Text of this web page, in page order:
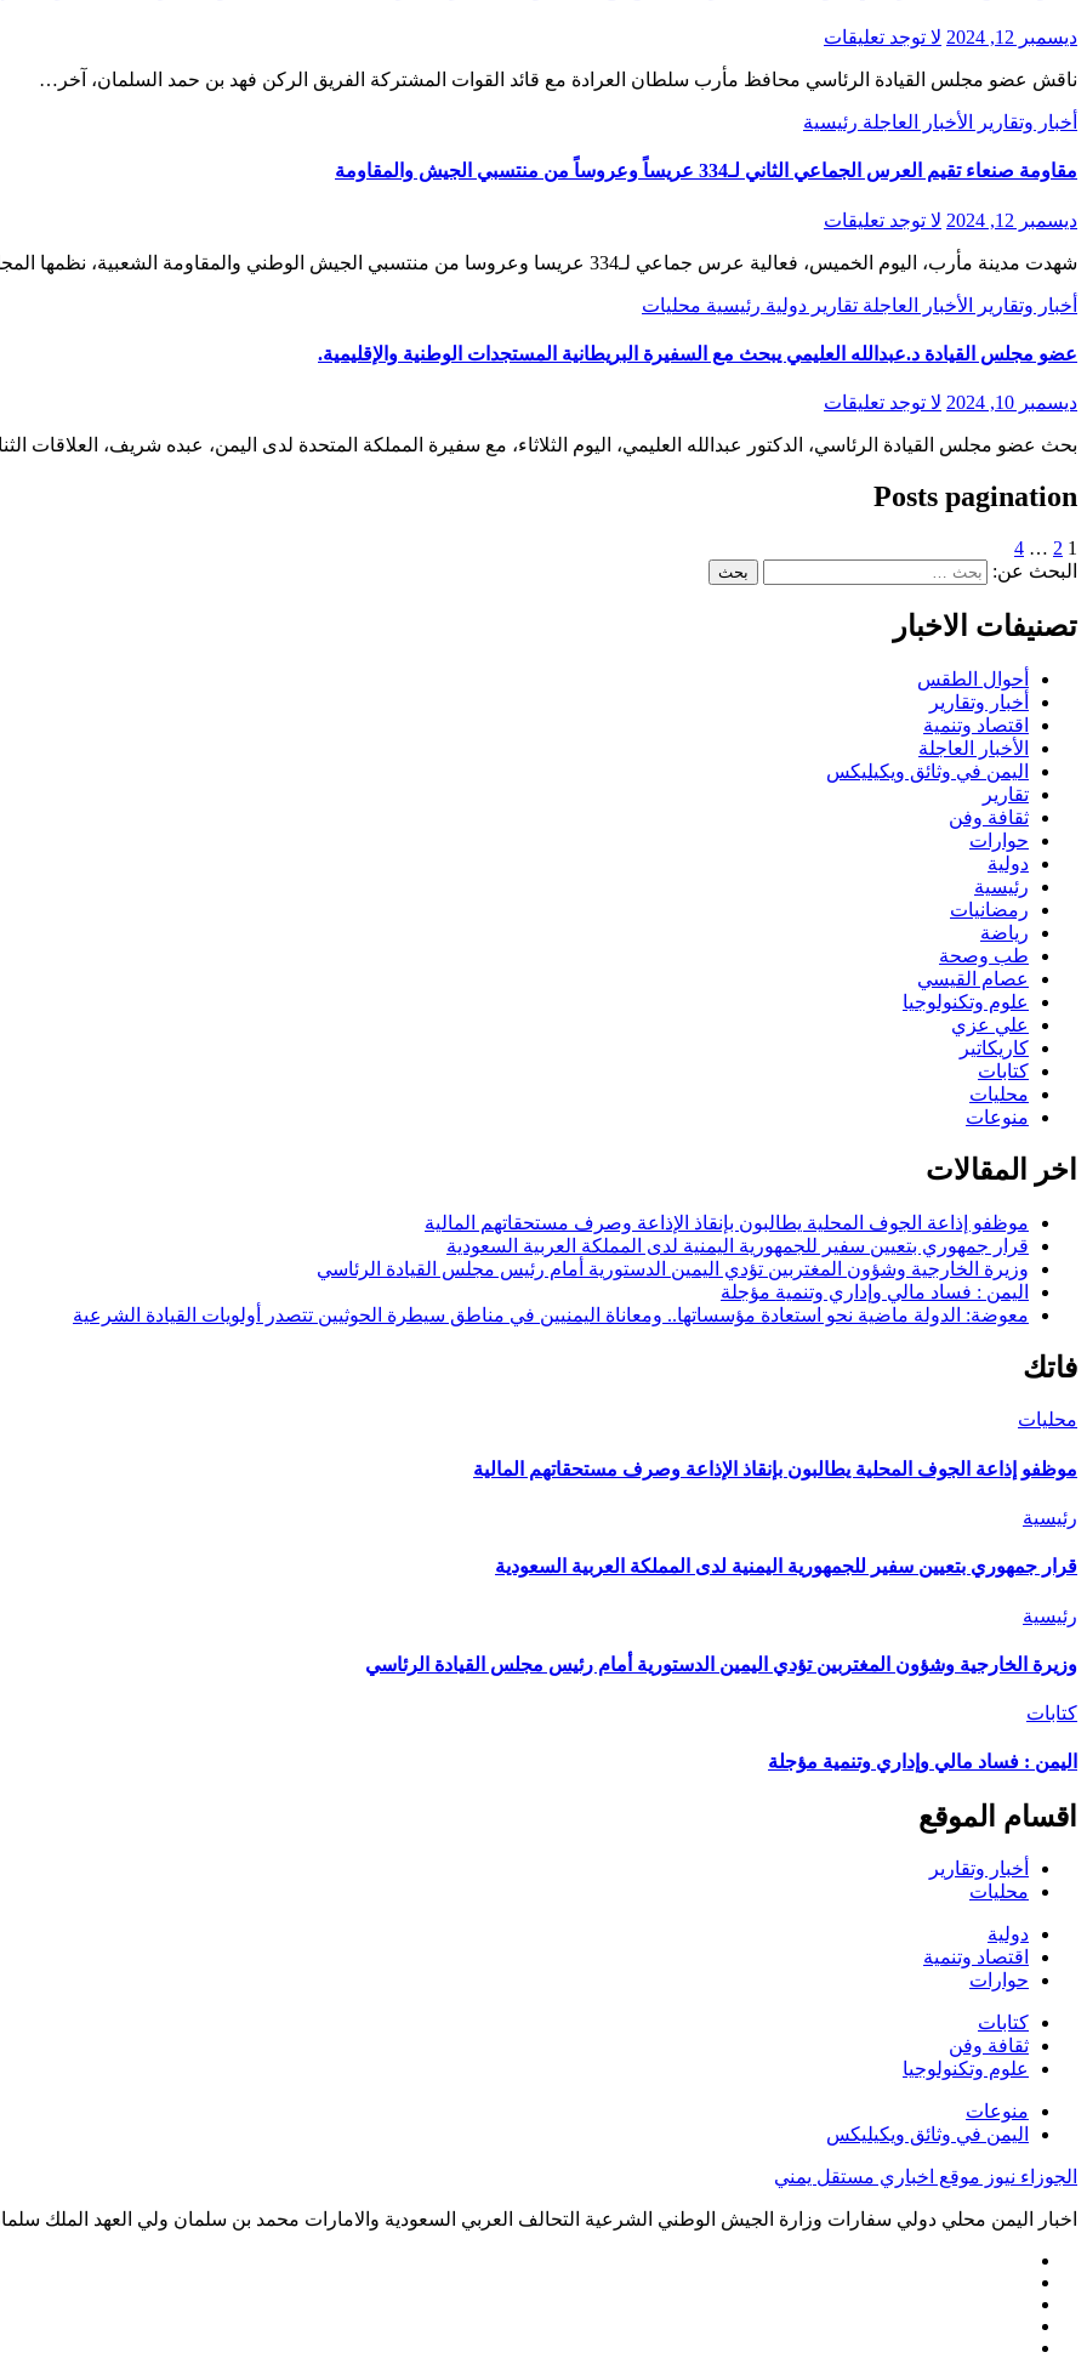
ديسمبر 12, 2024 لا توجد تعليقات
‏ناقش عضو مجلس القيادة الرئاسي محافظ مأرب سلطان العرادة مع قائد القوات المشتركة الفريق الركن فهد بن حمد السلمان، آخر…
أخبار وتقارير الأخبار العاجلة رئيسية
مقاومة صنعاء تقيم العرس الجماعي الثاني لـ334 عريساً وعروساً من منتسبي الجيش والمقاومة
ديسمبر 12, 2024 لا توجد تعليقات
شهدت مدينة مأرب، اليوم الخميس، فعالية عرس جماعي لـ334 عريسا وعروسا من منتسبي الجيش الوطني والمقاومة الشعبية، نظمها المجلس الأعلى…
أخبار وتقارير الأخبار العاجلة تقارير دولية رئيسية محليات
عضو مجلس القيادة د.عبدالله العليمي يبحث مع السفيرة البريطانية المستجدات الوطنية والإقليمية.
ديسمبر 10, 2024 لا توجد تعليقات
بحث عضو مجلس القيادة الرئاسي، الدكتور عبدالله العليمي، اليوم الثلاثاء، مع سفيرة المملكة المتحدة لدى اليمن، عبده شريف، العلاقات
Posts pagination
1
2
…
4
البحث عن:
تصنيفات الاخبار
أحوال الطقس
أخبار وتقارير
اقتصاد وتنمية
الأخبار العاجلة
اليمن في وثائق ويكيليكس
تقارير
ثقافة وفن
حوارات
دولية
رئيسية
رمضانيات
رياضة
طب وصحة
عصام القيسي
علوم وتكنولوجيا
علي عزي
كاريكاتير
كتابات
محليات
منوعات
اخر المقالات
موظفو إذاعة الجوف المحلية يطالبون بإنقاذ الإذاعة وصرف مستحقاتهم المالية
قرار جمهوري بتعيين سفير للجمهورية اليمنية لدى المملكة العربية السعودية
وزيرة الخارجية وشؤون المغتربين تؤدي اليمين الدستورية أمام رئيس مجلس القيادة الرئاسي
اليمن : فساد مالي وإداري وتنمية مؤجلة
معوضة: الدولة ماضية نحو استعادة مؤسساتها.. ومعاناة اليمنيين في مناطق سيطرة الحوثيين تتصدر أولويات القيادة الشرعية
فاتك
محليات
موظفو إذاعة الجوف المحلية يطالبون بإنقاذ الإذاعة وصرف مستحقاتهم المالية
رئيسية
قرار جمهوري بتعيين سفير للجمهورية اليمنية لدى المملكة العربية السعودية
رئيسية
وزيرة الخارجية وشؤون المغتربين تؤدي اليمين الدستورية أمام رئيس مجلس القيادة الرئاسي
كتابات
اليمن : فساد مالي وإداري وتنمية مؤجلة
اقسام الموقع
أخبار وتقارير
محليات
دولية
اقتصاد وتنمية
حوارات
كتابات
ثقافة وفن
علوم وتكنولوجيا
منوعات
اليمن في وثائق ويكيليكس
الجوزاء نيوز موقع اخباري مستقل يمني
اخبار اليمن محلي دولي سفارات وزارة الجيش الوطني الشرعية التحالف العربي السعودية والامارات محمد بن سلمان ولي العهد الملك